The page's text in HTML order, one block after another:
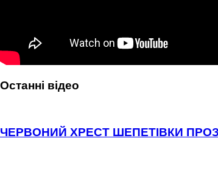
Останні відео
ЧЕРВОНИЙ ХРЕСТ ШЕПЕТІВКИ